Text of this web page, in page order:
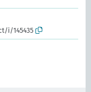
i/145435